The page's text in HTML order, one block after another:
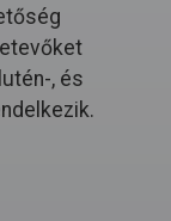
, és